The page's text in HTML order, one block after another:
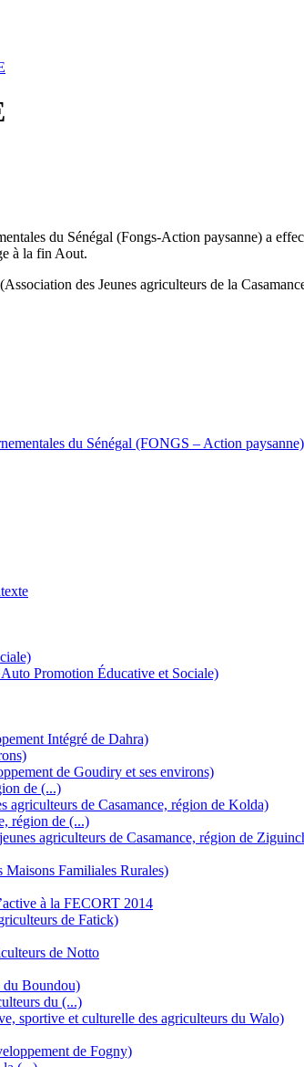
du Sénégal (Fongs-Action paysanne) a
à la fin Aout.
des Jeunes agriculteurs de la
du Sénégal (FONGS – Action paysanne)
Promotion Éducative et Sociale)
Intégré de Dahra)
de Goudiry et ses environs)
de (...)
agriculteurs de Casamance, région de Kolda)
région de (...)
agriculteurs de Casamance, région de
Familiales Rurales)
à la FECORT 2014
de Fatick)
de Notto
du Boundou)
du (...)
sportive et culturelle des agriculteurs du Walo)
de Fogny)